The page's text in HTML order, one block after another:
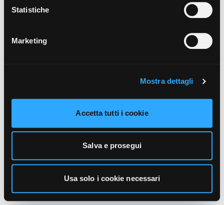
funzionamento, puoi prendere visione dell’informativa
cliccando qui.
Statistiche
Marketing
Mostra dettagli
Accetta tutti i cookie
Salva e prosegui
Usa solo i cookie necessari